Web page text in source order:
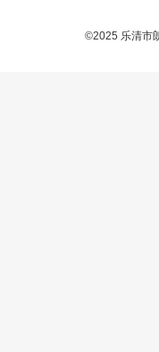
©2025 乐清市